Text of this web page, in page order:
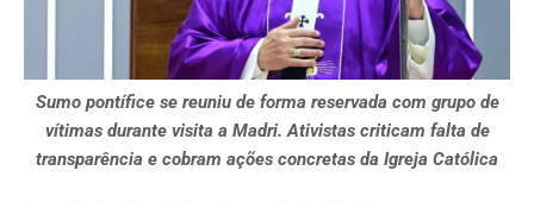
Sumo pontífice se reuniu de forma reservada com grupo de
vítimas durante visita a Madri. Ativistas criticam falta de
transparência e cobram ações concretas da Igreja Católica